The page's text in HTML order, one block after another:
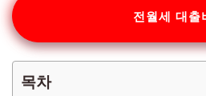
전월세 대출
목차